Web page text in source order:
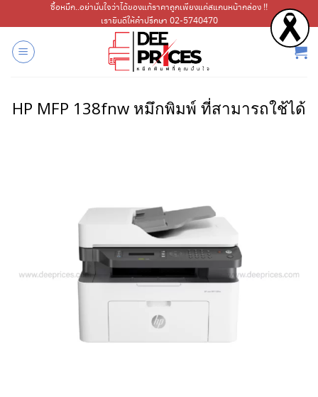
ไป
เนื้อหา
ซื้อหมึก..อย่ามั่นใจว่าได้ของแท้ราคาถูกเพียงแค่สแกนหน้ากล่อง !!
เรายินดีให้คำปรึกษา 02-5740470
HP MFP 138fnw หมึกพิมพ์ ที่สามารถใช้ได้